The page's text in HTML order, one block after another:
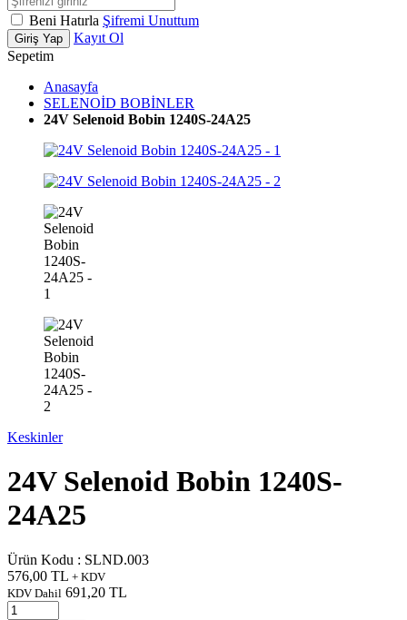
Beni Hatırla Şifremi Unuttum
Giriş Yap
Kayıt Ol
Sepetim
Anasayfa
SELENOİD BOBİNLER
24V Selenoid Bobin 1240S-24A25
Keskinler
24V Selenoid Bobin 1240S-
24A25
Ürün Kodu : SLND.003
576,00 TL + KDV
KDV Dahil 691,20 TL